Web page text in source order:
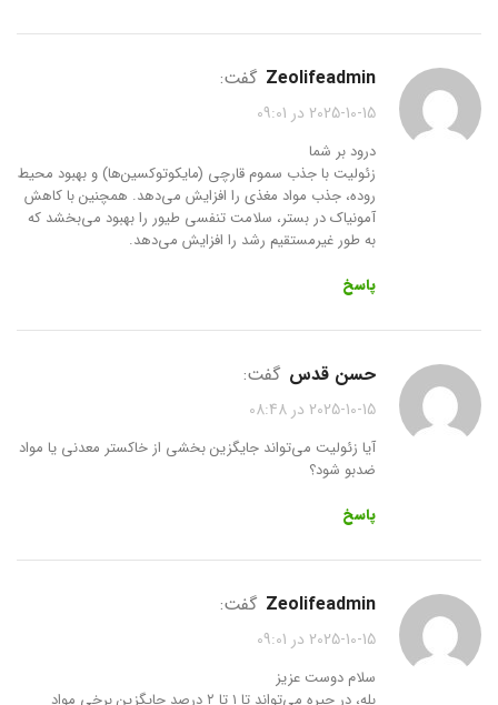
zeolifeadmin گفت:
2025-10-15 در 09:01
درود بر شما
زئولیت با جذب سموم قارچی (مایکوتوکسین‌ها) و بهبود محیط
روده، جذب مواد مغذی را افزایش می‌دهد. همچنین با کاهش
آمونیاک در بستر، سلامت تنفسی طیور را بهبود می‌بخشد که
به طور غیرمستقیم رشد را افزایش می‌دهد.
پاسخ
حسن قدس گفت:
2025-10-15 در 08:48
آیا زئولیت می‌تواند جایگزین بخشی از خاکستر معدنی یا مواد
ضدبو شود؟
پاسخ
zeolifeadmin گفت:
2025-10-15 در 09:01
سلام دوست عزیز
بله، در جیره می‌تواند تا ۱ تا ۲ درصد جایگزین برخی مواد